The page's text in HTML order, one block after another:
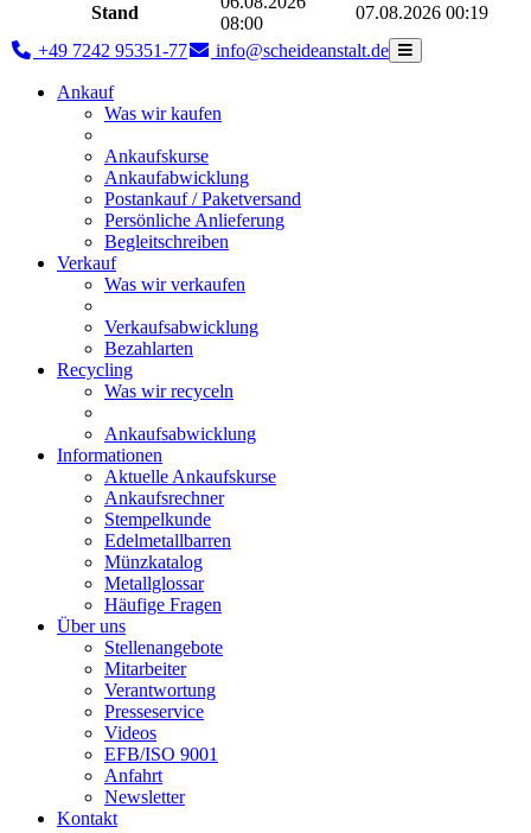
Stand
08:00
07.08.2026 00:19
+49 7242 95351-77 info@scheideanstalt.de
Ankauf
Was wir kaufen
Ankaufskurse
Ankaufabwicklung
Postankauf / Paketversand
Persönliche Anlieferung
Begleitschreiben
Verkauf
Was wir verkaufen
Verkaufsabwicklung
Bezahlarten
Recycling
Was wir recyceln
Ankaufsabwicklung
Informationen
Aktuelle Ankaufskurse
Ankaufsrechner
Stempelkunde
Edelmetallbarren
Münzkatalog
Metallglossar
Häufige Fragen
Über uns
Stellenangebote
Mitarbeiter
Verantwortung
Presseservice
Videos
EFB/ISO 9001
Anfahrt
Newsletter
Kontakt